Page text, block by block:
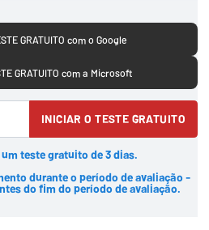
GRATUITO com o Google
GRATUITO com a Microsoft
INICIAR O TESTE GRATUITO
teste gratuito de 3 dias.
durante o período de avaliação -
do fim do período de avaliação.